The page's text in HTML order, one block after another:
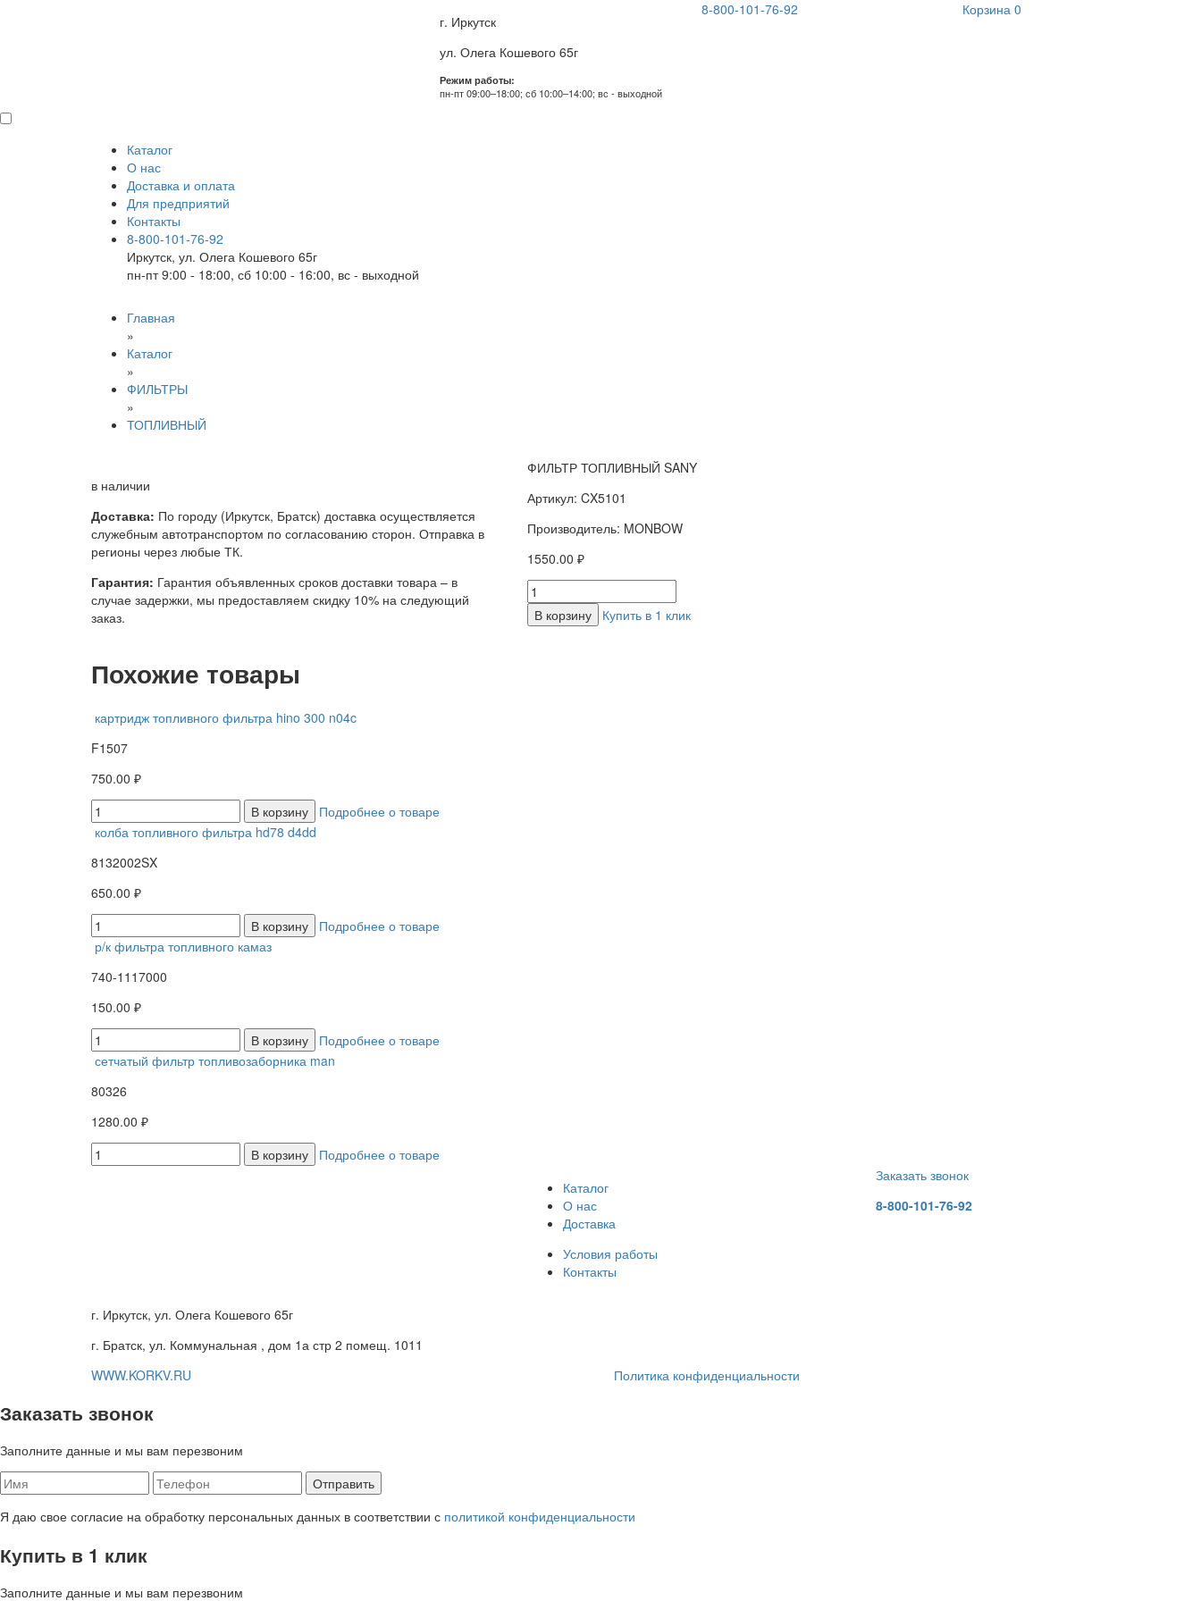
г. Иркутск
ул. Олега Кошевого 65г
Режим работы:
пн-пт 09:00–18:00; сб 10:00–14:00; вс - выходной
8-800-101-76-92 Корзина 0
Каталог
О нас
Доставка и оплата
Для предприятий
Контакты
8-800-101-76-92
Иркутск, ул. Олега Кошевого 65г
пн-пт 9:00 - 18:00, сб 10:00 - 16:00, вс - выходной
Главная
»
Каталог
»
ФИЛЬТРЫ
»
ТОПЛИВНЫЙ
в наличии
Доставка: По городу (Иркутск, Братск) доставка осуществляется
служебным автотранспортом по согласованию сторон. Отправка в
регионы через любые ТК.
Гарантия: Гарантия объявленных сроков доставки товара – в
случае задержки, мы предоставляем скидку 10% на следующий
заказ.
ФИЛЬТР ТОПЛИВНЫЙ SANY
Артикул: CX5101
Производитель: MONBOW
1550.00 ₽
В корзину Купить в 1 клик
Похожие товары
картридж топливного фильтра hino 300 n04c
F1507
750.00 ₽
В корзину
Подробнее о товаре
колба топливного фильтра hd78 d4dd
8132002SX
650.00 ₽
В корзину
Подробнее о товаре
р/к фильтра топливного камаз
740-1117000
150.00 ₽
В корзину
Подробнее о товаре
сетчатый фильтр топливозаборника man
80326
1280.00 ₽
В корзину
Подробнее о товаре
Каталог
О нас
Доставка
Условия работы
Контакты
Заказать звонок
8-800-101-76-92
г. Иркутск, ул. Олега Кошевого 65г
г. Братск, ул. Коммунальная , дом 1а стр 2 помещ. 1011
WWW.KORKV.RU
Политика конфиденциальности
Заказать звонок
Заполните данные и мы вам перезвоним
Я даю свое согласие на обработку персональных данных в соответствии с политикой конфиденциальности
Купить в 1 клик
Заполните данные и мы вам перезвоним